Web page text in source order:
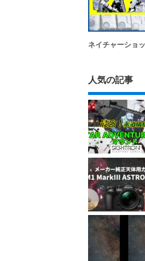
ネイチャーショ
人気の記事